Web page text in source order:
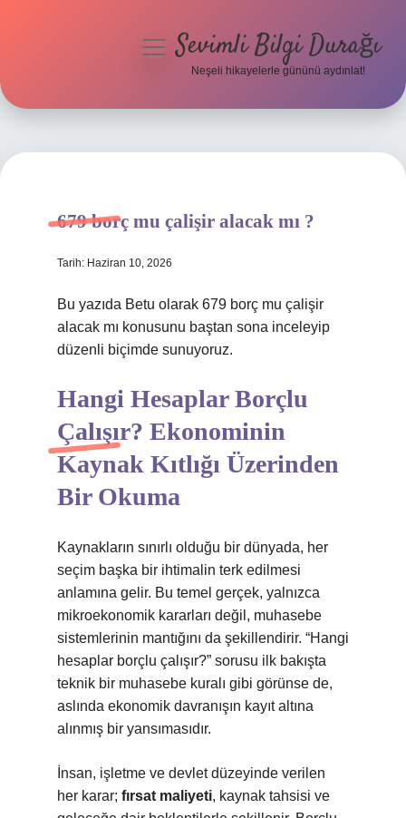
Hakkımızda
menüyüSevimli Bilgi Durağı
Neşeli hikayelerle gününü aydınlat!
679 borç mu çalişir alacak mı ?
Tarih: Haziran 10, 2026
Bu yazıda Betu olarak 679 borç mu çalişir
alacak mı konusunu baştan sona inceleyip
düzenli biçimde sunuyoruz.
Hangi Hesaplar Borçlu
Çalışır? Ekonominin
Kaynak Kıtlığı Üzerinden
Bir Okuma
Kaynakların sınırlı olduğu bir dünyada, her
seçim başka bir ihtimalin terk edilmesi
anlamına gelir. Bu temel gerçek, yalnızca
mikroekonomik kararları değil, muhasebe
sistemlerinin mantığını da şekillendirir. “Hangi
hesaplar borçlu çalışır?” sorusu ilk bakışta
teknik bir muhasebe kuralı gibi görünse de,
aslında ekonomik davranışın kayıt altına
alınmış bir yansımasıdır.
İnsan, işletme ve devlet düzeyinde verilen
her karar; fırsat maliyeti, kaynak tahsisi ve